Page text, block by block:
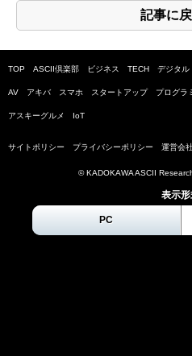
記事に
TOP ASCII倶楽部 ビジネス TECH デジタル
AV アキバ スマホ スタートアップ プログラ
アスキーグルメ IoT
サイトポリシー プライバシーポリシー 運営会
© KADOKAWA ASCII
表示
PC